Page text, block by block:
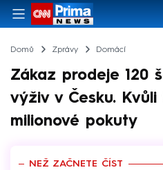
Domů Zprávy Domácí
Zákaz prodeje 120
výživ v Česku.
milionové pokuty
NEŽ ZAČNETE ČÍST